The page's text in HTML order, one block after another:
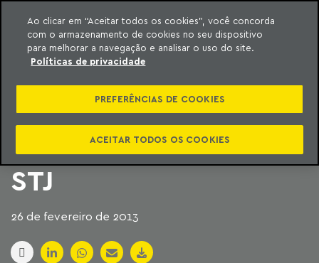
o conteúdo
Machado Meyer
PLANOS DE SAÚDE
ESTÃO A UM VOTO DE
VENCER DISPUTA NO
STJ
26 de fevereiro de 2013
Ao clicar em “Aceitar todos os cookies”, você concorda
com o armazenamento de cookies no seu dispositivo
para melhorar a navegação e analisar o uso do site.
Políticas de privacidade
PREFERÊNCIAS DE COOKIES
ACEITAR TODOS OS COOKIES